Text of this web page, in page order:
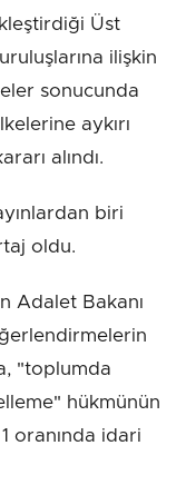
Üst
ilişkin
sonucunda
aykırı
alındı.
biri
oldu.
Adalet Bakanı
"toplumda
hükmünün
oranında idari